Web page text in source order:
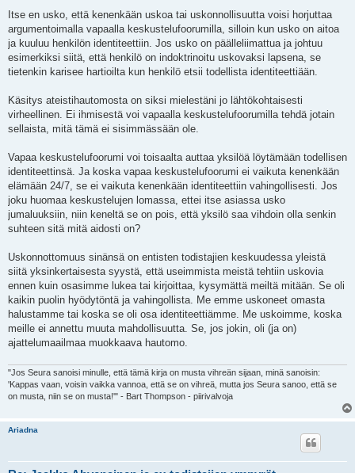
e
t
Itse en usko, että kenenkään uskoa tai uskonnollisuutta voisi horjuttaa
argumentoimalla vapaalla keskustelufoorumilla, silloin kun usko on aitoa
ja kuuluu henkilön identiteettiin. Jos usko on päälleliimattua ja johtuu
esimerkiksi siitä, että henkilö on indoktrinoitu uskovaksi lapsena, se
tietenkin karisee hartioilta kun henkilö etsii todellista identiteettiään.
Käsitys ateistihautomosta on siksi mielestäni jo lähtökohtaisesti
virheellinen. Ei ihmisestä voi vapaalla keskustelufoorumilla tehdä jotain
sellaista, mitä tämä ei sisimmässään ole.
Vapaa keskustelufoorumi voi toisaalta auttaa yksilöä löytämään todellisen
identiteettinsä. Ja koska vapaa keskustelufoorumi ei vaikuta kenenkään
elämään 24/7, se ei vaikuta kenenkään identiteettiin vahingollisesti. Jos
joku huomaa keskustelujen lomassa, ettei itse asiassa usko
jumaluuksiin, niin keneltä se on pois, että yksilö saa vihdoin olla senkin
suhteen sitä mitä aidosti on?
Uskonnottomuus sinänsä on entisten todistajien keskuudessa yleistä
siitä yksinkertaisesta syystä, että useimmista meistä tehtiin uskovia
ennen kuin osasimme lukea tai kirjoittaa, kysymättä meiltä mitään. Se oli
kaikin puolin hyödytöntä ja vahingollista. Me emme uskoneet omasta
halustamme tai koska se oli osa identiteettiämme. Me uskoimme, koska
meille ei annettu muuta mahdollisuutta. Se, jos jokin, oli (ja on)
ajattelumaailmaa muokkaava hautomo.
"Jos Seura sanoisi minulle, että tämä kirja on musta vihreän sijaan, minä sanoisin:
'Kappas vaan, voisin vaikka vannoa, että se on vihreä, mutta jos Seura sanoo, että se
on musta, niin se on musta!'" - Bart Thompson - piirivalvoja
Ariadna